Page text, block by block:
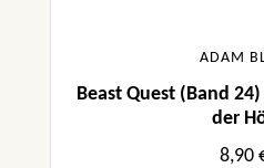
ADAM
Beast Quest (Band
der
8,90